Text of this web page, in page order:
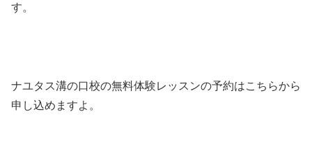
す。
ナユタス溝の口校の無料体験レッスンの予約はこちらから
申し込めますよ。